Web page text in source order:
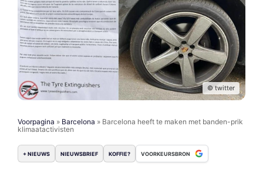
© twitter
Voorpagina » Barcelona » Barcelona heeft te maken met banden-prik
klimaatactivisten
+ NIEUWS NIEUWSBRIEF KOFFIE? VOORKEURSBRON